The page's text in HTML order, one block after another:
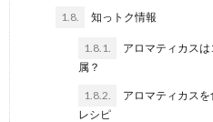
1.8. 知っトク情報
1.8.1.
アロマティカス
属？
1.8.2.
アロマティカス
レシピ